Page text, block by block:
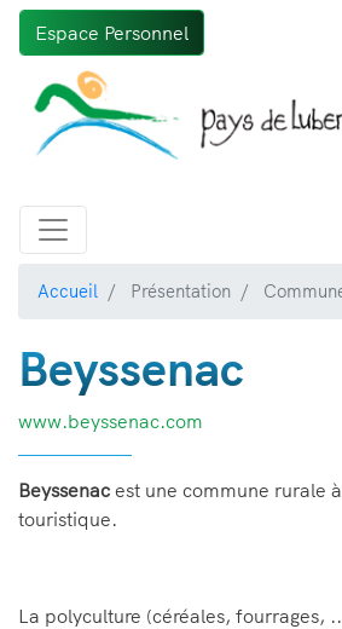
principal
Espace Personnel
Accueil Présentation
Beyssenac
www.beyssenac.com
Beyssenac est une commune rurale
touristique.
La polyculture (céréales, fourrages,